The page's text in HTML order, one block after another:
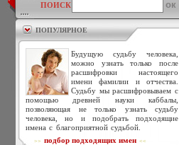
ПОИСК
ПОПУЛЯРНОЕ
Будущую судьбу человека,
можно узнать только после
расшифровки настоящего
имени фамилии и отчества.
Судьбу мы расшифровываем с
помощью древней науки каббалы,
позволяющая не только узнать судьбу
человека, но и подобрать подходящие
имена с благоприятной судьбой.
>> подбор подходящих имен <<